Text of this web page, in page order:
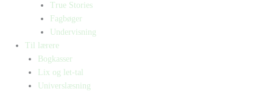
True Stories
Fagbøger
Undervisning
Til lærere
Bogkasser
Lix og let-tal
Universlæsning